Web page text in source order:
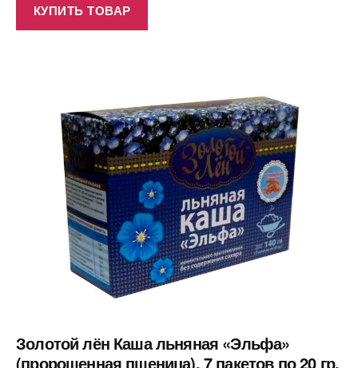
КУПИТЬ ТОВАР
Золотой лён Каша льняная «Эльфа»
(пророщенная пшеница), 7 пакетов по 20 гр,